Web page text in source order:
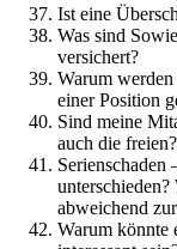
Ist eine
Was sind
versichert?
Warum werden
einer Position
Sind meine
auch die freien?
Serienschaden
unterschieden?
abweichend
Warum könnte